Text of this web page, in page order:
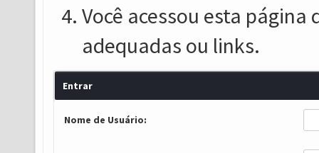
Você acessou esta
adequadas ou links.
Entrar
Nome de Usuário: